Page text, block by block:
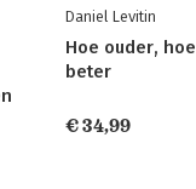
Daniel Levitin
Hoe ouder, hoe
beter
€ 34,99